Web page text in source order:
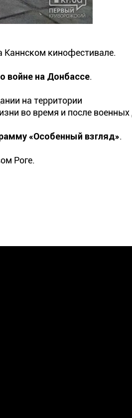
Каннском кинофестивале.
войне на Донбассе.
на территории
во время и после военных
«Особенный взгляд».
Роге.